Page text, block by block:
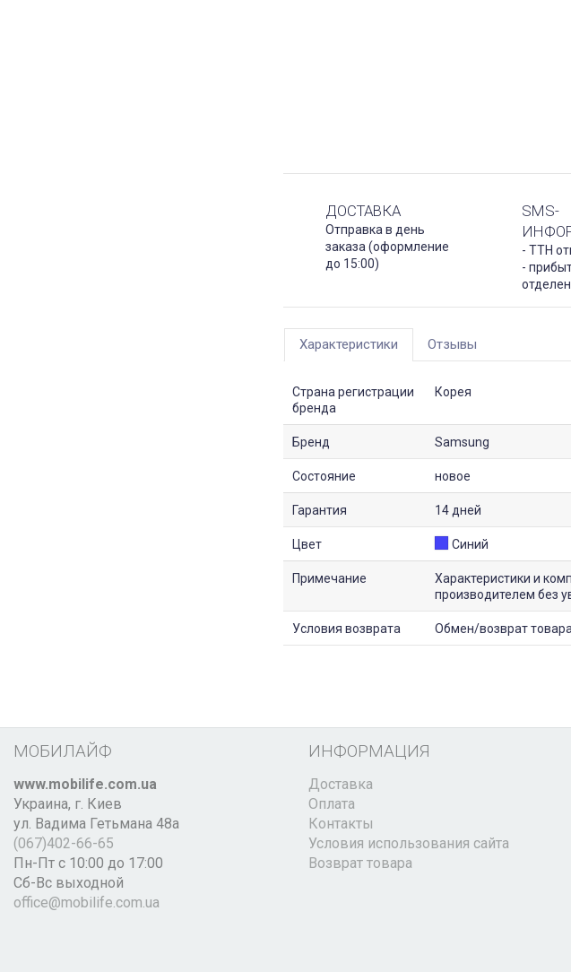
ДОСТАВКА
Отправка в день
заказа (оформление
до 15:00)
SMS-
- ТТН
-
Характеристики Отзывы
Страна регистрации
бренда
Корея
Бренд Samsung
Состояние новое
Гарантия 14 дней
Цвет Синий
Примечание
Характеристики и
производителем без
Условия возврата Обмен/возврат
МОБИЛАЙФ
www.mobilife.com.ua
Украина, г. Киев
ул. Вадима Гетьмана 48а
(067)402-66-65
Пн-Пт с 10:00 до 17:00
Сб-Вс выходной
office@mobilife.com.ua
ИНФОРМАЦИЯ
Доставка
Оплата
Контакты
Условия использования сайта
Возврат товара